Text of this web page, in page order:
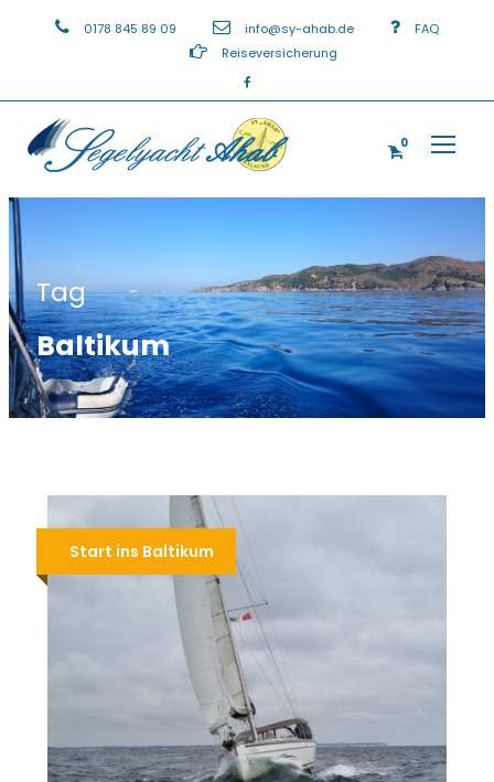
0178 845 89 09 info@sy-ahab.de
FAQ
Reiseversicherung
0
Tag
Baltikum
Start ins Baltikum